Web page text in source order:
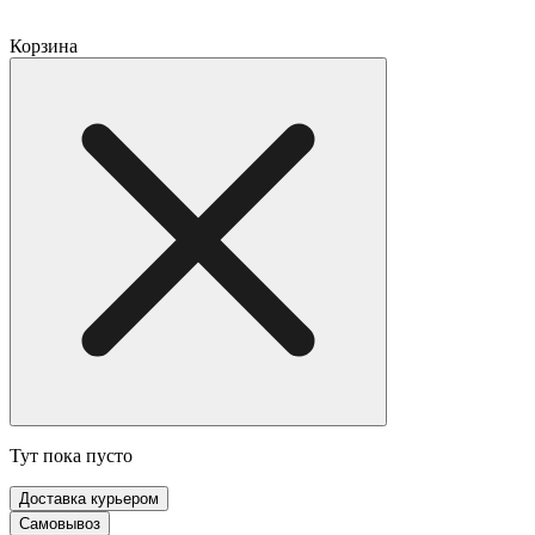
Корзина
Тут пока пусто
Доставка курьером
Самовывоз